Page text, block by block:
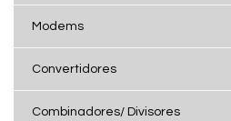
Modems
Convertidores
Combinadores/ Divisores